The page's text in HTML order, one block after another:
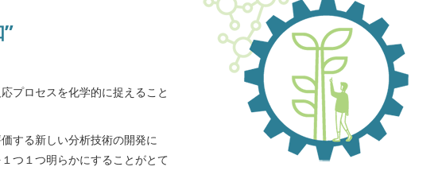
プロセスを化学的に捉えること
する新しい分析技術の開発に
つ１つ明らかにすることがとて